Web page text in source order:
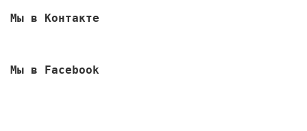
Мы в Контакте
Мы в Facebook